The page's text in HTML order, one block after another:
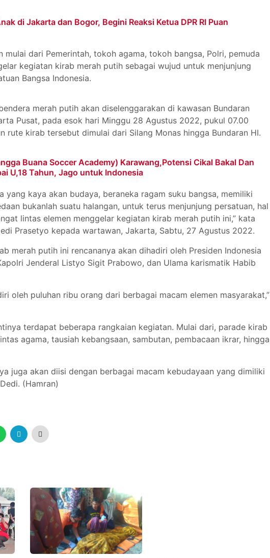
di Jakarta dan Bogor, Begini Reaksi Ketua DPR RI Puan
mulai dari Pemerintah, tokoh agama, tokoh bangsa, Polri, pemuda
kegiatan kirab merah putih sebagai wujud untuk menjunjung
Bangsa Indonesia.
merah putih akan diselenggarakan di kawasan Bundaran
Pusat, pada esok hari Minggu 28 Agustus 2022, pukul 07.00
rute kirab tersebut dimulai dari Silang Monas hingga Bundaran HI.
Buana Soccer Academy) Karawang,Potensi Cikal Bakal Dan
U,18 Tahun, Jago untuk Indonesia
yang kaya akan budaya, beraneka ragam suku bangsa, memiliki
bukanlah suatu halangan, untuk terus menjunjung persatuan, hal
lintas elemen menggelar kegiatan kirab merah putih ini,” kata
Prasetyo kepada wartawan, Jakarta, Sabtu, 27 Agustus 2022.
merah putih ini rencananya akan dihadiri oleh Presiden Indonesia
Jenderal Listyo Sigit Prabowo, dan Ulama karismatik Habib
oleh puluhan ribu orang dari berbagai macam elemen masyarakat,”
terdapat beberapa rangkaian kegiatan. Mulai dari, parade kirab
agama, tausiah kebangsaan, sambutan, pembacaan ikrar, hingga
juga akan diisi dengan berbagai macam kebudayaan yang dimiliki
(Hamran)